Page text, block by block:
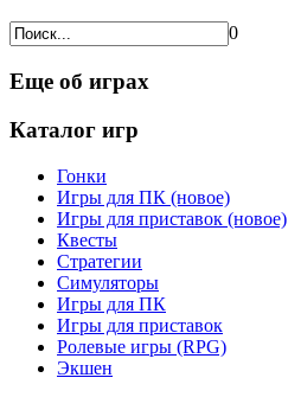
0
Еще об играх
Каталог игр
Гонки
Игры для ПК (новое)
Игры для приставок (новое)
Квесты
Стратегии
Симуляторы
Игры для ПК
Игры для приставок
Ролевые игры (RPG)
Экшен